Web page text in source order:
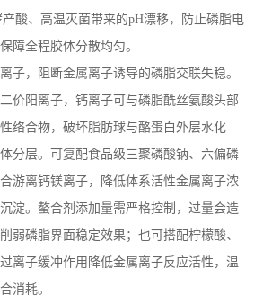
产酸、高温灭菌带来的pH漂移，防止磷脂电
障全程胶体分散均匀。
子，阻断金属离子诱导的磷脂交联失稳。
价阳离子，钙离子可与磷脂酰丝氨酸头部
络合物，破坏脂肪球与酪蛋白外层水化
分层。可复配食品级三聚磷酸钠、六偏磷
游离钙镁离子，降低体系活性金属离子浓
淀。螯合剂添加量需严格控制，过量会造
弱磷脂界面稳定效果；也可搭配柠檬酸、
离子缓冲作用降低金属离子反应活性，温
消耗。